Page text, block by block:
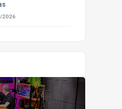
2026